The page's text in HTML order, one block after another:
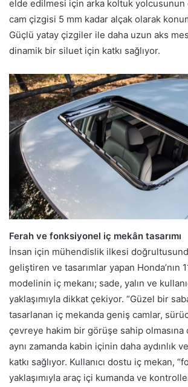
elde edilmesi için arka koltuk yolcusunun
cam çizgisi 5 mm kadar alçak olarak
Güçlü yatay çizgiler ile daha uzun aks
dinamik bir siluet için katkı sağlıyor.
Ferah ve fonksiyonel iç mekân tasarımı
İnsan için mühendislik ilkesi
geliştiren ve tasarımlar yapan Honda’nın
modelinin iç mekanı; sade, yalın ve
yaklaşımıyla dikkat çekiyor. “Güzel bir
tasarlanan iç mekanda geniş camlar,
çevreye hakim bir görüşe sahip olmasına
aynı zamanda kabin içinin daha aydınlık
katkı sağlıyor. Kullanıcı dostu iç mekan,
yaklaşımıyla araç içi kumanda ve